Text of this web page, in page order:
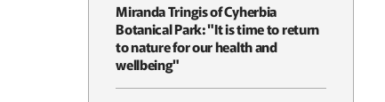
Miranda Tringis of Cyherbia
Botanical Park: "It is time to return
to nature for our health and
wellbeing"